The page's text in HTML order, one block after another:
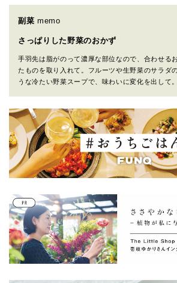
副菜 memo
さっぱりした野菜のおかず
手羽先は脂がのって濃厚な部位なので、合わせる
たものを取り入れて。フルーツや生野菜のサラダ
うな冷たい野菜スープで、味わいに変化を出して。